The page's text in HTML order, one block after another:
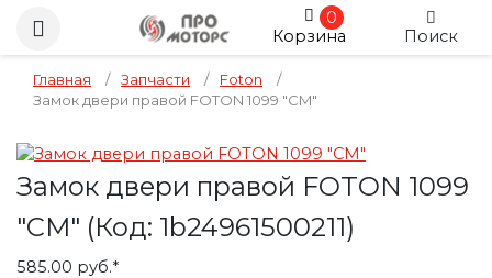
0
Корзина
Поиск
Главная / Запчасти / Foton
/
Замок двери правой FOTON 1099 "CM"
Замок двери правой FOTON 1099
"CM" (Код: 1b24961500211)
585.00 руб.*